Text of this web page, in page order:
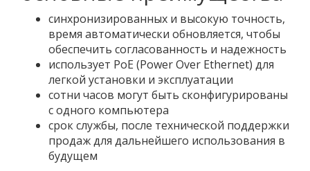
синхронизированных и высокую точность,
время автоматически обновляется, чтобы
обеспечить согласованность и надежность
использует PoE (Power Over Ethernet) для
легкой установки и эксплуатации
сотни часов могут быть сконфигурированы
с одного компьютера
срок службы, после технической поддержки
продаж для дальнейшего использования в
будущем